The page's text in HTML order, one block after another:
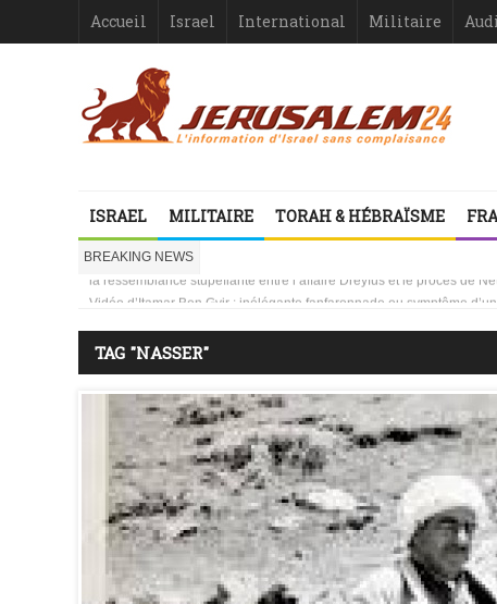
Accueil Israel International Militaire
ISRAEL MILITAIRE TORAH & HÉBRAÏSME
BREAKING NEWS
Israël-France : asymétrie criante
1000 mères libanaises en pleurs
Vidéo d’Itamar Ben Gvir : inélégante fanfaronnade ou symptôme
Les désinformateurs, Société à Responsabilité très, très Limitée –
Israël-France : asymétrie criante
1000 mères libanaises en pleurs
TAG "NASSER"